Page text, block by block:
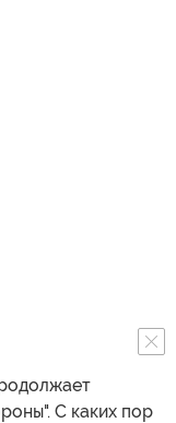
С каких пор